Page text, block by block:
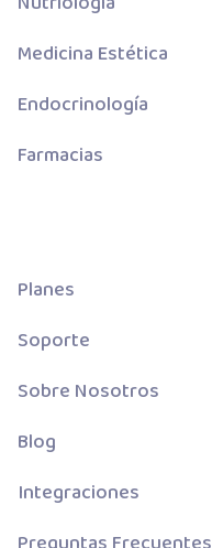
Medicina Estética
Endocrinología
Farmacias
Planes
Soporte
Sobre Nosotros
Blog
Integraciones